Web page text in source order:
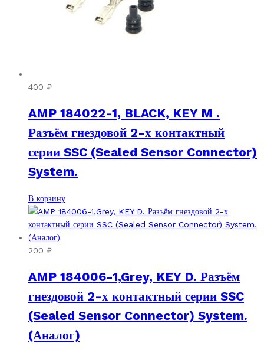
400 ₽
AMP 184022-1, BLACK, KEY M .
Разъём гнездовой 2-х контактный
серии SSC (Sealed Sensor Connector)
System.
В корзину
200 ₽
AMP 184006-1,Grey, KEY D. Разъём
гнездовой 2-х контактный серии SSC
(Sealed Sensor Connector) System.
(Аналог)